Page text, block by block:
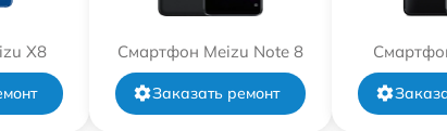
X8 Смартфон Meizu Note 8
Заказать ремонт